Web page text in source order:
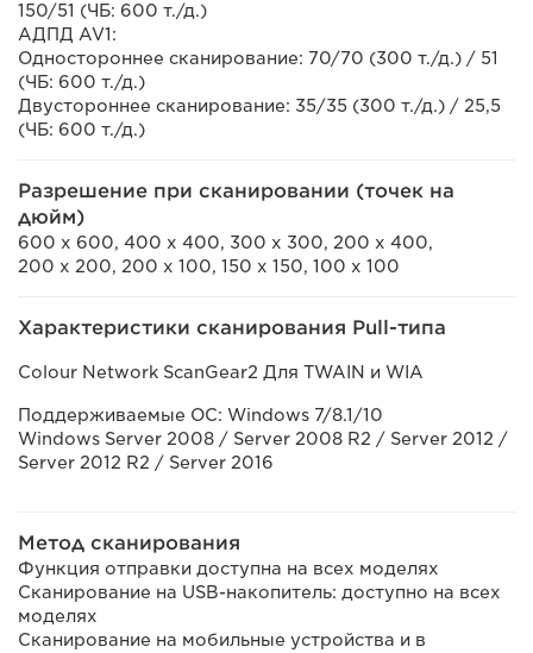
150/51 (ЧБ: 600 т./д.)
АДПД AV1:
Одностороннее сканирование: 70/70 (300 т./д.) / 51
(ЧБ: 600 т./д.)
Двустороннее сканирование: 35/35 (300 т./д.) / 25,5
(ЧБ: 600 т./д.)
Разрешение при сканировании (точек на
дюйм)
600 x 600, 400 x 400, 300 x 300, 200 x 400,
200 x 200, 200 x 100, 150 x 150, 100 x 100
Характеристики сканирования Pull-типа
Colour Network ScanGear2 Для TWAIN и WIA
Поддерживаемые ОС: Windows 7/8.1/10
Windows Server 2008 / Server 2008 R2 / Server 2012 /
Server 2012 R2 / Server 2016
Метод сканирования
Функция отправки доступна на всех моделях
Сканирование на USB-накопитель: доступно на всех
моделях
Сканирование на мобильные устройства и в